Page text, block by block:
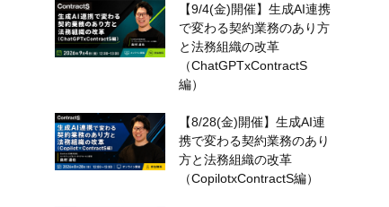
【9/4(金)開催】生成AI連携
で変わる契約業務のあり方
と法務組織の改革
（ChatGPTxContractS
編）
【8/28(金)開催】生成AI連
携で変わる契約業務のあり
方と法務組織の改革
（CopilotxContractS編）